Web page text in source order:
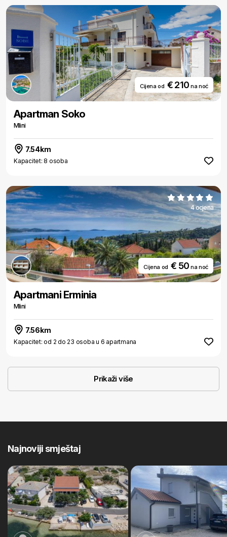
Cijena od € 210na noć
Apartman Soko
Mlini
7.54km
Kapacitet: 8 osoba
4 ocjena
Cijena od € 50na noć
Apartmani Erminia
Mlini
7.56km
Kapacitet: od 2 do 23 osoba u 6 apartmana
Prikaži više
Najnoviji smještaj